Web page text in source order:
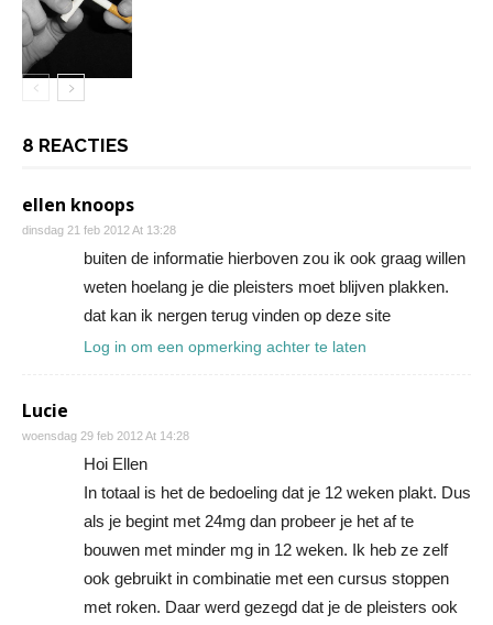
8 REACTIES
ellen knoops
dinsdag 21 feb 2012 At 13:28
buiten de informatie hierboven zou ik ook graag willen
weten hoelang je die pleisters moet blijven plakken.
dat kan ik nergen terug vinden op deze site
Log in om een opmerking achter te laten
Lucie
woensdag 29 feb 2012 At 14:28
Hoi Ellen
In totaal is het de bedoeling dat je 12 weken plakt. Dus
als je begint met 24mg dan probeer je het af te
bouwen met minder mg in 12 weken. Ik heb ze zelf
ook gebruikt in combinatie met een cursus stoppen
met roken. Daar werd gezegd dat je de pleisters ook